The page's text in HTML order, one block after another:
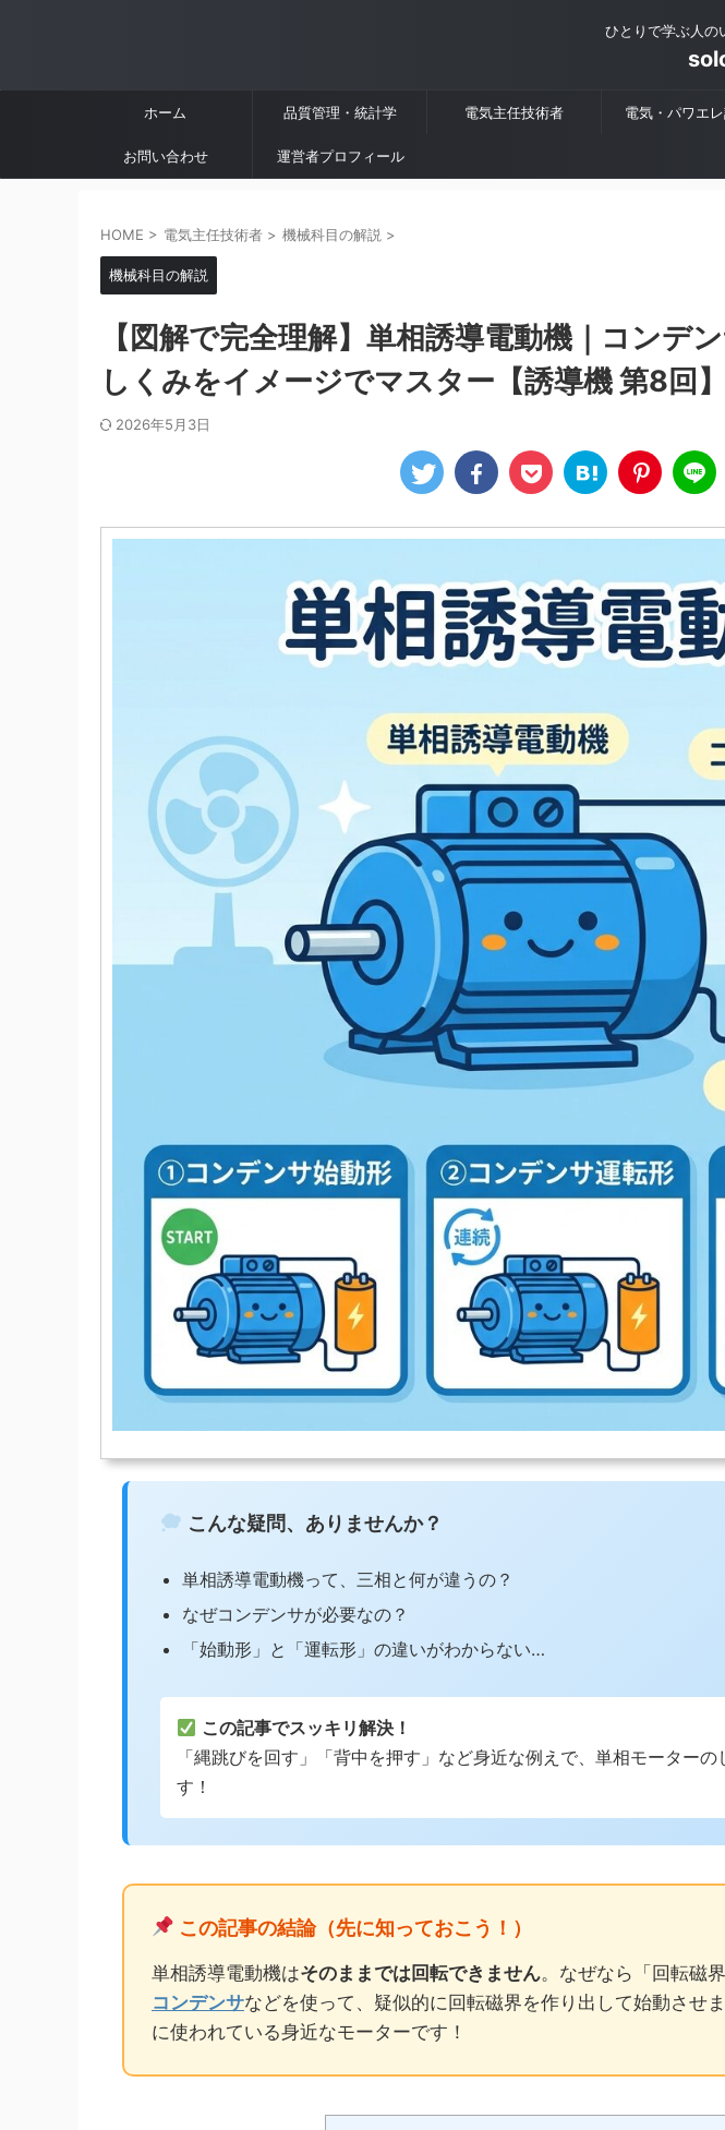
ひとりで学ぶ人の
ホーム 品質管理・統計学 電気主任技術者 電気・パワエ
お問い合わせ 運営者プロフィール
HOME > 電気主任技術者 > 機械科目の解説 >
機械科目の解説
【図解で完全理解】単相誘導電動機｜コンデ
しくみをイメージでマスター【誘導機 第8回】
2026年5月3日
こんな疑問、ありませんか？
単相誘導電動機って、三相と何が違うの？
なぜコンデンサが必要なの？
「始動形」と「運転形」の違いがわからない…
この記事でスッキリ解決！
「縄跳びを回す」「背中を押す」など身近な例えで、単相モーター
す！
この記事の結論（先に知っておこう！）
単相誘導電動機はそのままでは回転できません。なぜなら「回転磁
コンデンサなどを使って、疑似的に回転磁界を作り出して始動させ
に使われている身近なモーターです！